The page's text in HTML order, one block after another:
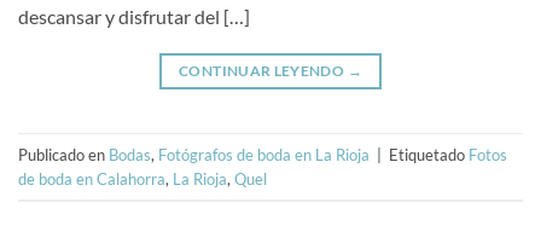
descansar y disfrutar del […]
CONTINUAR LEYENDO →
Publicado en Bodas, Fotógrafos de boda en La Rioja Etiquetado Fotos
de boda en Calahorra, La Rioja, Quel